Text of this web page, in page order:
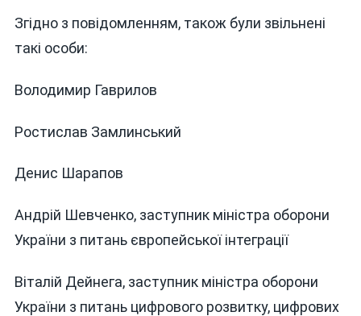
Згідно з повідомленням, також були звільнені
такі особи:
Володимир Гаврилов
Ростислав Замлинський
Денис Шарапов
Андрій Шевченко, заступник міністра оборони
України з питань європейської інтеграції
Віталій Дейнега, заступник міністра оборони
України з питань цифрового розвитку, цифрових